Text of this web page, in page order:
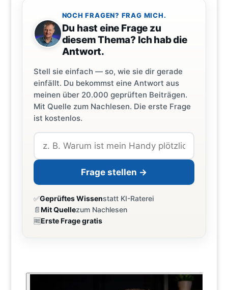
NOCH FRAGEN? FRAG MICH.
Du hast eine Frage zu
diesem Thema? Ich hab die
Antwort.
Stell sie einfach — so, wie sie dir gerade
einfällt. Du bekommst eine Antwort aus
meinen über 20.000 geprüften Beiträgen.
Mit Quelle zum Nachlesen. Die erste Frage
ist kostenlos.
Frage stellen →
✅Geprüftes Wissenstatt KI-Raterei
📄Mit Quellezum Nachlesen
🆓Erste Frage gratis